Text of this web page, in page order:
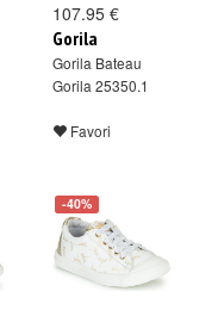
107.95 €
Gorila
Gorila Bateau
Gorila 25350.1
Favori
-40%